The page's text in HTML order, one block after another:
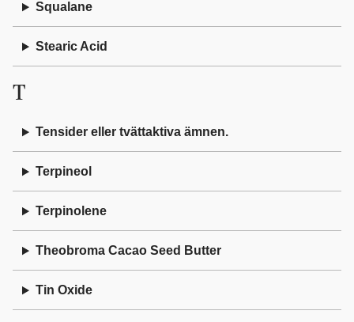
Squalane
Stearic Acid
T
Tensider eller tvättaktiva ämnen.
Terpineol
Terpinolene
Theobroma Cacao Seed Butter
Tin Oxide